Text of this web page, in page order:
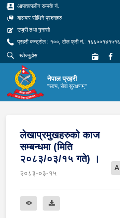
आपतकालीन सम्पर्क नं.
बारम्बार सोधिने प्रश्नहरु
उजुरी तथा गुनासो
प्रहरी कन्ट्रोल : १००, टोल फ्री नं.: १६६००१४१५१६
नेपाल प्रहरी
"सत्य, सेवा सुरक्षणम्"
लेखाप्रमुखहरुको काज
सम्बन्धमा (मिति
२०८३/०३/१५ गते) ।
२०८३-०३-१५
A